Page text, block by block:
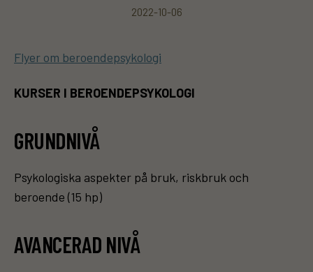
2022-10-06
Flyer om beroendepsykologi
KURSER I BEROENDEPSYKOLOGI
GRUNDNIVÅ
Psykologiska aspekter på bruk, riskbruk och
beroende (15 hp)
AVANCERAD NIVÅ